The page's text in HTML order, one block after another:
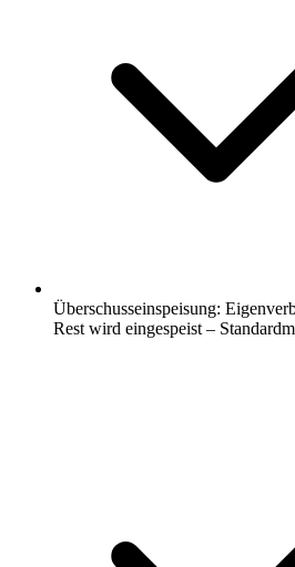
Überschusseinspeisung:
Rest wird eingespeist –